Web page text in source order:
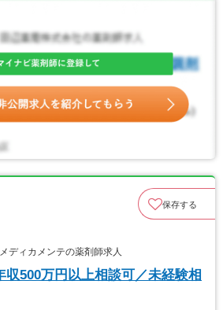
保存する
ディカメンテの薬剤師求人
収500万円以上相談可／未経験相